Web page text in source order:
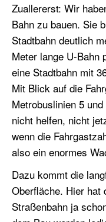
Zuallererst: Wir
Bahn zu bauen. Sie
Stadtbahn deutlich
Meter lange U-Bahn
eine Stadtbahn mit
Mit Blick auf die
Metrobuslinien 5
nicht helfen, nicht
wenn die
also ein enormes
Dazu kommt die
Oberfläche. Hier hat
Straßenbahn ja